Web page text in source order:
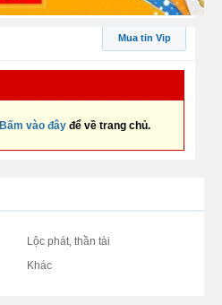
Mua tin Vip
Bấm vào đây để về trang chủ.
Lộc phát, thần tài
Khác